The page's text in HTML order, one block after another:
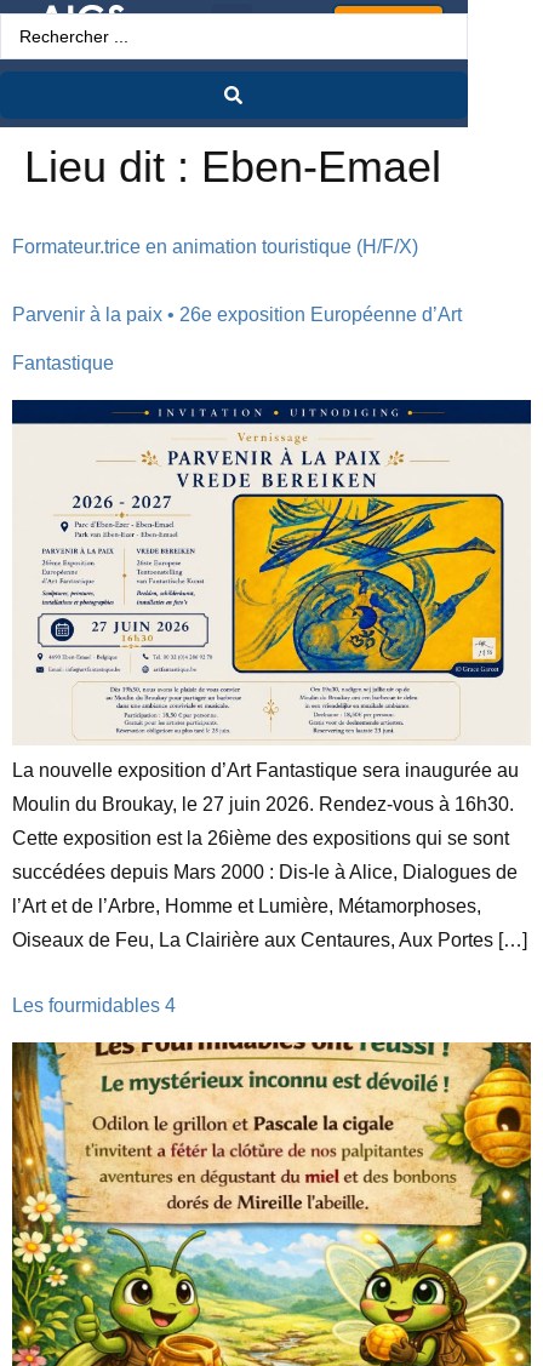
Lieu dit : Eben-Emael
Formateur.trice en animation touristique (H/F/X)
Parvenir à la paix • 26e exposition Européenne d’Art
Fantastique
La nouvelle exposition d’Art Fantastique sera inaugurée au
Moulin du Broukay, le 27 juin 2026. Rendez-vous à 16h30.
Cette exposition est la 26ième des expositions qui se sont
succédées depuis Mars 2000 : Dis-le à Alice, Dialogues de
l’Art et de l’Arbre, Homme et Lumière, Métamorphoses,
Oiseaux de Feu, La Clairière aux Centaures, Aux Portes […]
Les fourmidables 4